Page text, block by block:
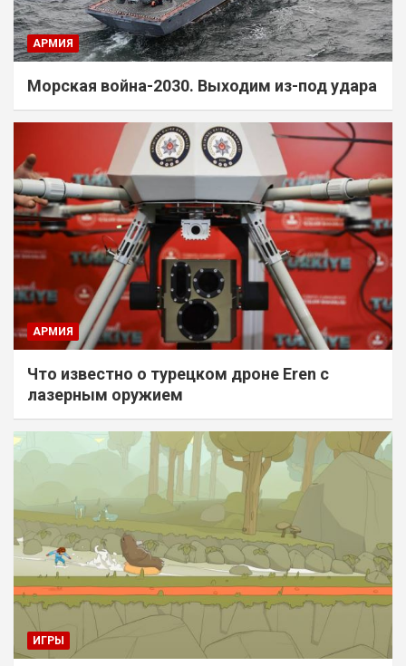
АРМИЯ
Морская война-2030. Выходим из-под удара
АРМИЯ
Что известно о турецком дроне Eren с
лазерным оружием
ИГРЫ